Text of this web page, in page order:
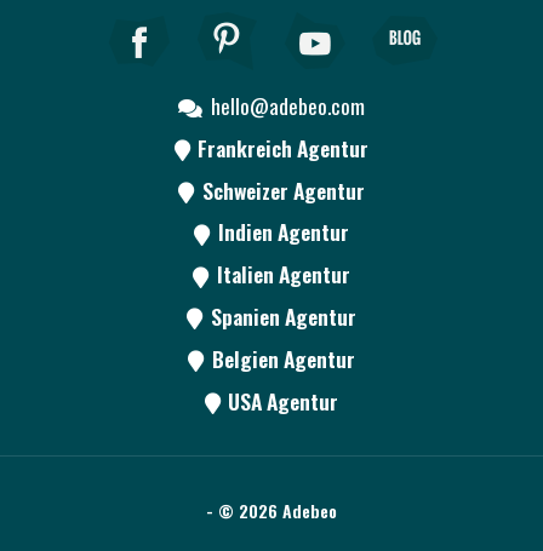
hello@adebeo.com
Frankreich Agentur
Schweizer Agentur
Indien Agentur
Italien Agentur
Spanien Agentur
Belgien Agentur
USA Agentur
- © 2026 Adebeo